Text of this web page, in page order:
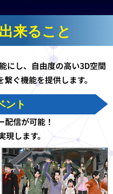
来ること
にし、自由度の高い3D空間
ぐ機能を提供します。​
ント
信が可能！
します。